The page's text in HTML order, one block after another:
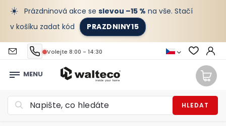
☀️ Prázdninová akce se slevou –15 % na vše. Stačí
v košíku zadat kód
PRAZDNINY15
Volejte 8:00 - 14:30
HLEDAT